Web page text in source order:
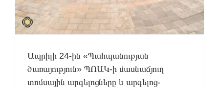
Ապրիլի 24-ին «Պահպանության
ծառայություն» ՊՈԱԿ-ի մասնաճյուղ
տոմսային արգելոցները և արգելոց-